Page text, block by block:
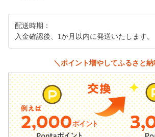
配送時期：
入金確認後、1か月以内に発送いたします。
＼ポイント増やしてふるさと納